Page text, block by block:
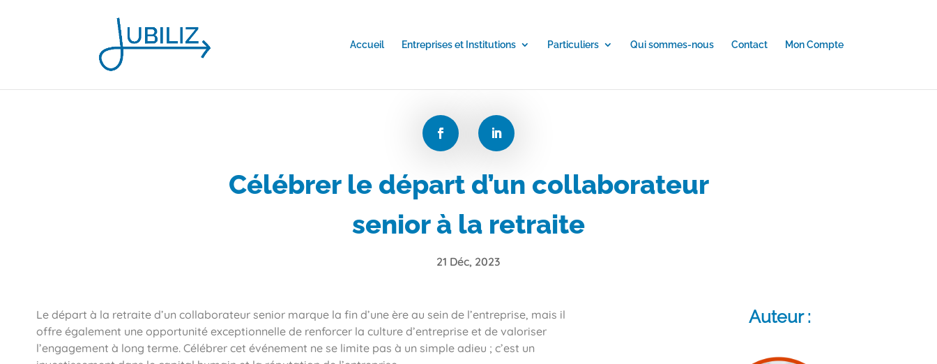
Accueil Entreprises et Institutions Particuliers Qui sommes-nous Contact Mon Compte
Célébrer le départ d’un collaborateur
senior à la retraite
21 Déc, 2023
Le départ à la retraite d’un collaborateur senior marque la fin d’une ère au sein de l’entreprise, mais il
offre également une opportunité exceptionnelle de renforcer la culture d’entreprise et de valoriser
l’engagement à long terme. Célébrer cet événement ne se limite pas à un simple adieu ; c’est un
Auteur :